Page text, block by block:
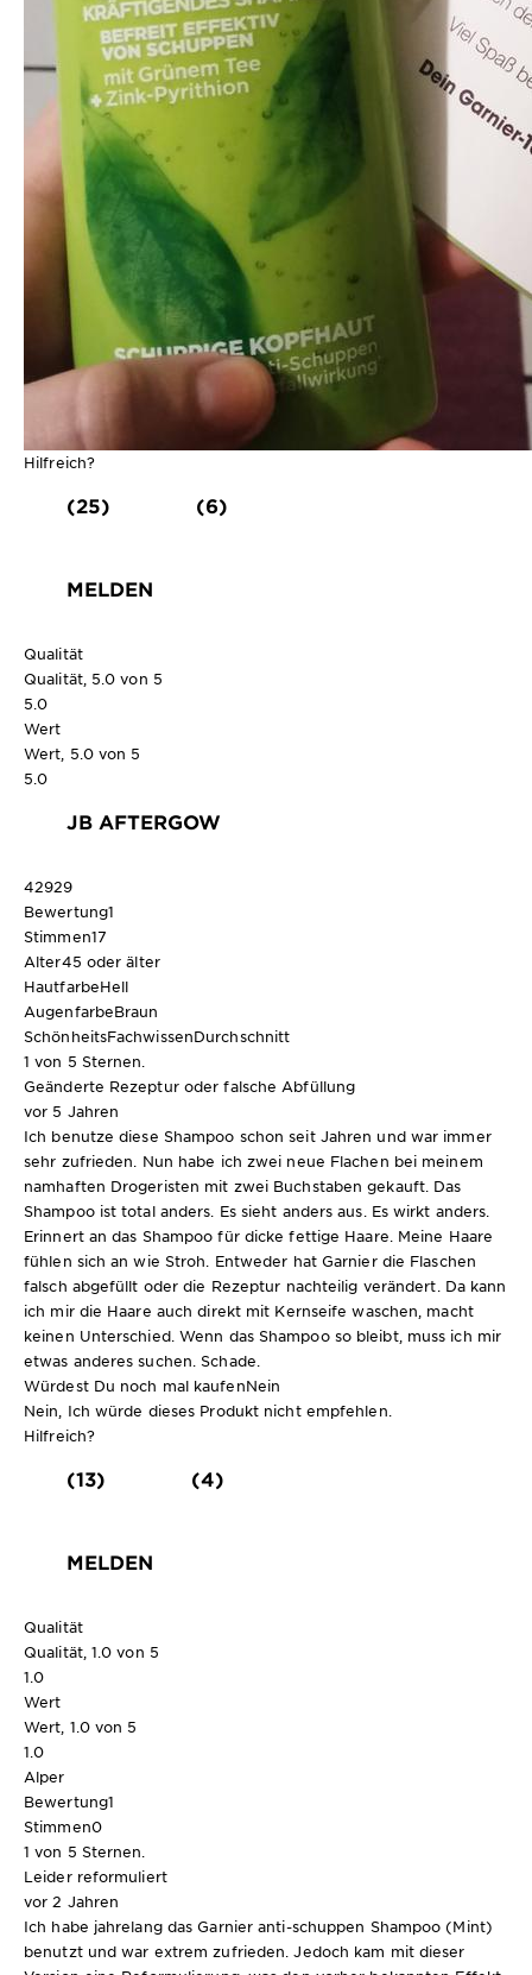
Hilfreich?
(25) (6)
MELDEN
Qualität
Qualität, 5.0 von 5
5.0
Wert
Wert, 5.0 von 5
5.0
JB AFTERGOW
42929
Bewertung1
Stimmen17
Alter45 oder älter
HautfarbeHell
AugenfarbeBraun
SchönheitsFachwissenDurchschnitt
1 von 5 Sternen.
Geänderte Rezeptur oder falsche Abfüllung
vor 5 Jahren
Ich benutze diese Shampoo schon seit Jahren und war immer
sehr zufrieden. Nun habe ich zwei neue Flachen bei meinem
namhaften Drogeristen mit zwei Buchstaben gekauft. Das
Shampoo ist total anders. Es sieht anders aus. Es wirkt anders.
Erinnert an das Shampoo für dicke fettige Haare. Meine Haare
fühlen sich an wie Stroh. Entweder hat Garnier die Flaschen
falsch abgefüllt oder die Rezeptur nachteilig verändert. Da kann
ich mir die Haare auch direkt mit Kernseife waschen, macht
keinen Unterschied. Wenn das Shampoo so bleibt, muss ich mir
etwas anderes suchen. Schade.
Würdest Du noch mal kaufenNein
Nein, Ich würde dieses Produkt nicht empfehlen.
Hilfreich?
(13) (4)
MELDEN
Qualität
Qualität, 1.0 von 5
1.0
Wert
Wert, 1.0 von 5
1.0
Alper
Bewertung1
Stimmen0
1 von 5 Sternen.
Leider reformuliert
vor 2 Jahren
Ich habe jahrelang das Garnier anti-schuppen Shampoo (Mint)
benutzt und war extrem zufrieden. Jedoch kam mit dieser